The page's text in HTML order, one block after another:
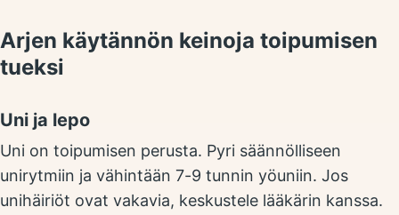
Arjen käytännön keinoja toipumisen
tueksi
Uni ja lepo
Uni on toipumisen perusta. Pyri säännölliseen
unirytmiin ja vähintään 7-9 tunnin yöuniin. Jos
unihäiriöt ovat vakavia, keskustele lääkärin kanssa.